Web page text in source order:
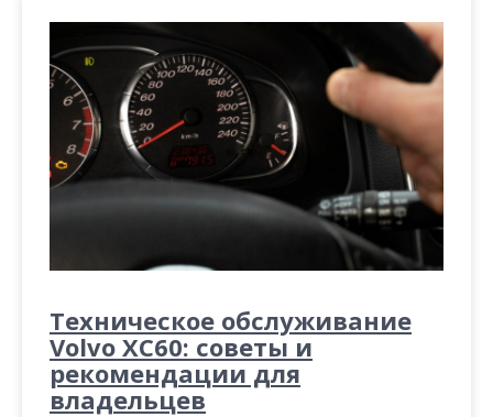
Техническое обслуживание
Volvo XC60: советы и
рекомендации для
владельцев